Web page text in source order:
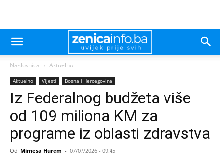
Naslovnica Aktuelno
Aktuelno Vijesti Bosna i Hercegovina
Iz Federalnog budžeta više
od 109 miliona KM za
programe iz oblasti zdravstva
Od Mirnesa Hurem - 07/07/2026 - 09:45